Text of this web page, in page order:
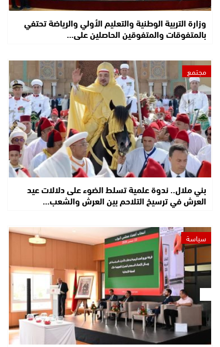
وزارة التربية الوطنية والتعليم الأولي والرياضة تحتفي
بالمتفوقات والمتفوقين الحاصلين على…
مجتمع
بني ملال.. ندوة علمية تسلط الضوء على دلالات عيد
العرش في ترسيخ التلاحم بين العرش والشعب…
سياسة